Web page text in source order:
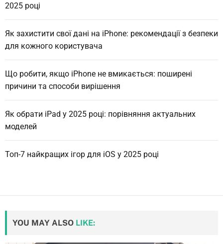
2025 році
Як захистити свої дані на iPhone: рекомендації з безпеки
для кожного користувача
Що робити, якщо iPhone не вмикається: поширені
причини та способи вирішення
Як обрати iPad у 2025 році: порівняння актуальних
моделей
Топ-7 найкращих ігор для iOS у 2025 році
YOU MAY ALSO LIKE: